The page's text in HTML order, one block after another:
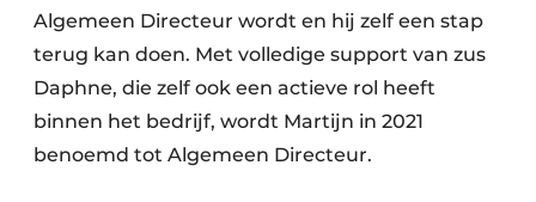
Algemeen Directeur wordt en hij zelf een stap
terug kan doen. Met volledige support van zus
Daphne, die zelf ook een actieve rol heeft
binnen het bedrijf, wordt Martijn in 2021
benoemd tot Algemeen Directeur.